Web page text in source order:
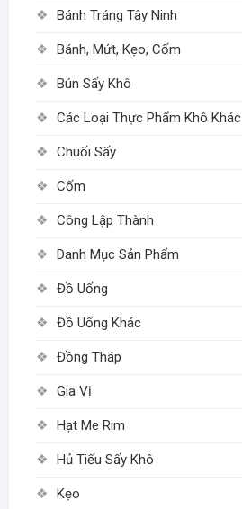
Bánh Tráng Tây Ninh
Bánh, Mứt, Kẹo, Cốm
Bún Sấy Khô
Các Loại Thực Phẩm Khô Khác
Chuối Sấy
Cốm
Công Lập Thành
Danh Mục Sản Phẩm
Đồ Uống
Đồ Uống Khác
Đồng Tháp
Gia Vị
Hạt Me Rim
Hủ Tiếu Sấy Khô
Kẹo